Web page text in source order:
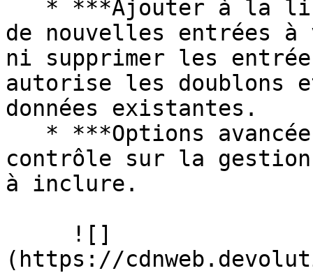
de nouvelles entrées
ni supprimer les
autorise les doublons
données existantes.
contrôle sur la gestion
à inclure.
(https://